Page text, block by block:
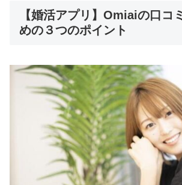
【婚活アプリ】Omiaiの口コ
めの３つのポイント